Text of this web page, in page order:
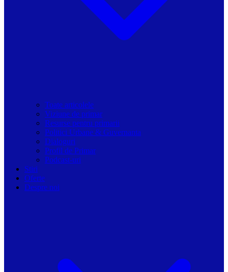
Toate articolele
Viziune de primar
Resurse pentru primarii
Politici Urbane & Guvernanta
Dialoguri
Profil de Primar
Podcast-uri
Stiri
Oferte
Despre noi